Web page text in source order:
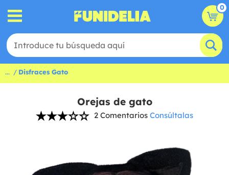
0
... Disfraces Gato
Orejas de gato
2 Comentarios Consúltalas